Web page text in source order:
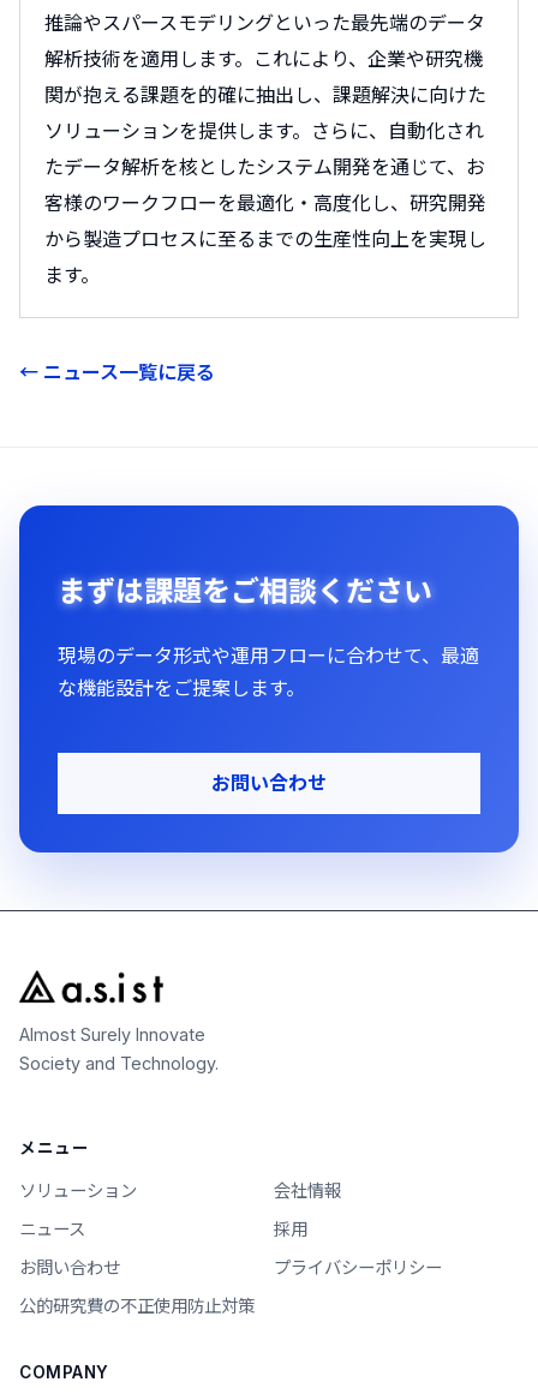
推論やスパースモデリングといった最先端のデータ
解析技術を適用します。これにより、企業や研究機
関が抱える課題を的確に抽出し、課題解決に向けた
ソリューションを提供します。さらに、自動化され
たデータ解析を核としたシステム開発を通じて、お
客様のワークフローを最適化・高度化し、研究開発
から製造プロセスに至るまでの生産性向上を実現し
ます。
← ニュース一覧に戻る
まずは課題をご相談ください
現場のデータ形式や運用フローに合わせて、最適
な機能設計をご提案します。
お問い合わせ
Almost Surely Innovate
Society and Technology.
メニュー
ソリューション
会社情報
ニュース
採用
お問い合わせ
プライバシーポリシー
公的研究費の不正使用防止対策
COMPANY